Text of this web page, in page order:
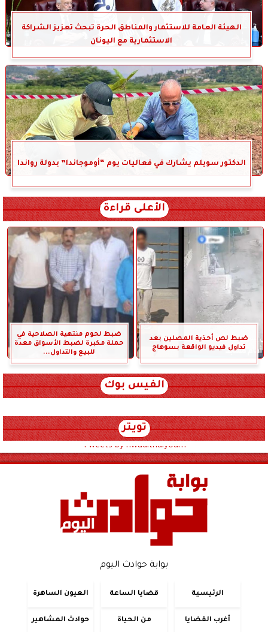
الهيئة العامة للاستثمار والمناطق الحرة تبحث تعزيز الشراكة
الاستثمارية مع اليونان
الدكتور سويلم يشارك في فعاليات يوم “أوموجاندا” بدولة رواندا
الأعلى قراءة
ضبط لص أحذية المصلين بعد
تداول فيديو الواقعة بسوهاج
ضبط لحوم منتهية الصلاحية في
حملة مكبرة لضبط الأسواق معدة
للبيع والتداول...
الفيس بوك
تويتر
Tweets by hwadithalyoum
بوابة حوادث اليوم
الرئيسية قضايا الساعة العيون الساهرة
أغرب القضايا من الحياة حوادث المشاهير